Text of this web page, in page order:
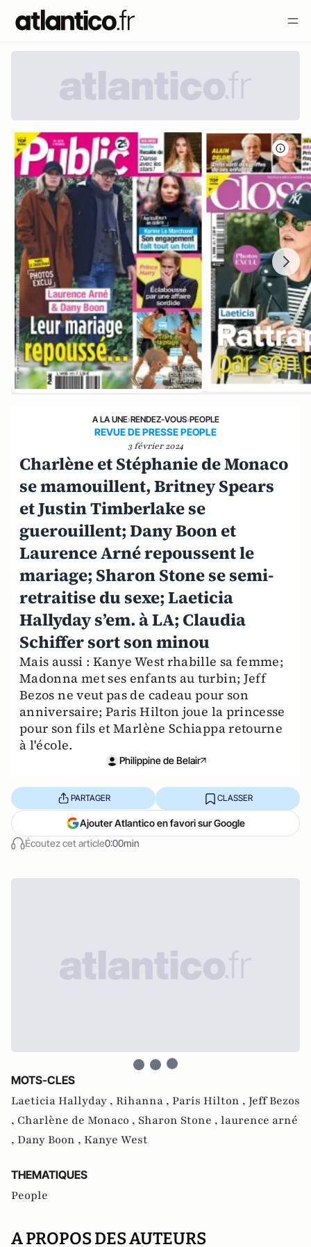
A LA UNE›RENDEZ-VOUS›PEOPLE
REVUE DE PRESSE PEOPLE
3 février 2024
Charlène et Stéphanie de Monaco
se mamouillent, Britney Spears
et Justin Timberlake se
guerouillent; Dany Boon et
Laurence Arné repoussent le
mariage; Sharon Stone se semi-
retraitise du sexe; Laeticia
Hallyday s’em. à LA; Claudia
Schiffer sort son minou
Mais aussi : Kanye West rhabille sa femme;
Madonna met ses enfants au turbin; Jeff
Bezos ne veut pas de cadeau pour son
anniversaire; Paris Hilton joue la princesse
pour son fils et Marlène Schiappa retourne
à l'école.
Philippine de Belair
Écoutez cet article0:00min
PARTAGER CLASSER
Ajouter Atlantico en favori sur Google
MOTS-CLES
Laeticia Hallyday , Rihanna , Paris Hilton , Jeff Bezos
, Charlène de Monaco , Sharon Stone , laurence arné
, Dany Boon , Kanye West
THEMATIQUES
People
A PROPOS DES AUTEURS